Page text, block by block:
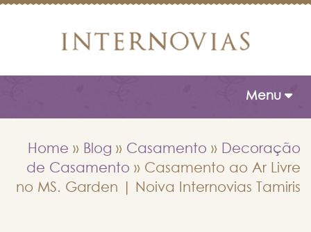
Toggle
Menu
Home » Blog » Casamento »
Decoração
de Casamento » Casamento ao Ar Livre
no MS. Garden | Noiva Internovias Tamiris